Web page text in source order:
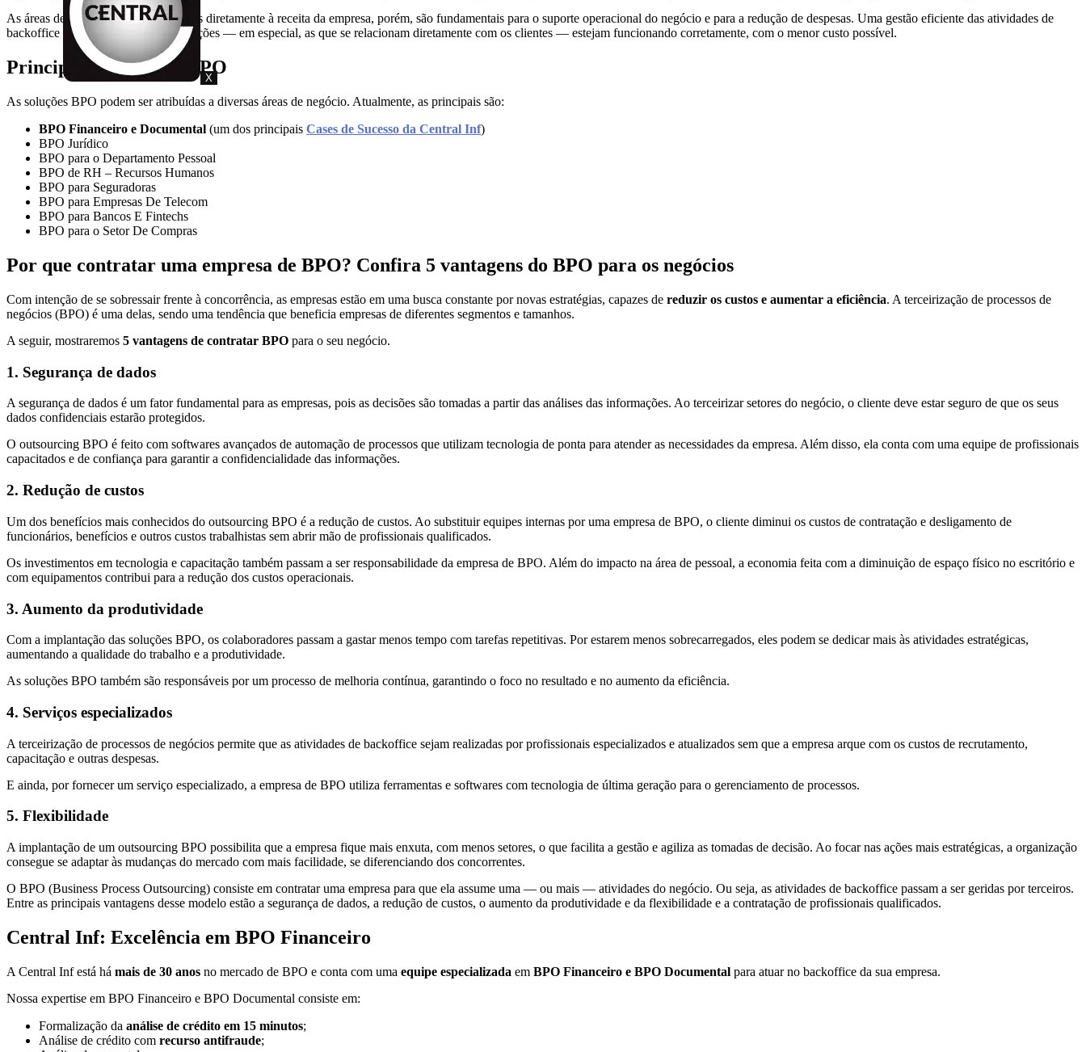
X
As áreas de backoffice não são ligadas diretamente à receita da empresa, porém, são fundamentais para o suporte operacional do negócio e para a redução de despesas. Uma gestão eficiente das atividades de
backoffice garante que todas as operações — em especial, as que se relacionam diretamente com os clientes — estejam funcionando corretamente, com o menor custo possível.
Principais Setores do BPO
As soluções BPO podem ser atribuídas a diversas áreas de negócio. Atualmente, as principais são:
BPO Financeiro e Documental (um dos principais Cases de Sucesso da Central Inf)
BPO Jurídico
BPO para o Departamento Pessoal
BPO de RH – Recursos Humanos
BPO para Seguradoras
BPO para Empresas De Telecom
BPO para Bancos E Fintechs
BPO para o Setor De Compras
Por que contratar uma empresa de BPO? Confira 5 vantagens do BPO para os negócios
Com intenção de se sobressair frente à concorrência, as empresas estão em uma busca constante por novas estratégias, capazes de reduzir os custos e aumentar a eficiência. A terceirização de processos de
negócios (BPO) é uma delas, sendo uma tendência que beneficia empresas de diferentes segmentos e tamanhos.
A seguir, mostraremos 5 vantagens de contratar BPO para o seu negócio.
1. Segurança de dados
A segurança de dados é um fator fundamental para as empresas, pois as decisões são tomadas a partir das análises das informações. Ao terceirizar setores do negócio, o cliente deve estar seguro de que os seus
dados confidenciais estarão protegidos.
O outsourcing BPO é feito com softwares avançados de automação de processos que utilizam tecnologia de ponta para atender as necessidades da empresa. Além disso, ela conta com uma equipe de profissionais
capacitados e de confiança para garantir a confidencialidade das informações.
2. Redução de custos
Um dos benefícios mais conhecidos do outsourcing BPO é a redução de custos. Ao substituir equipes internas por uma empresa de BPO, o cliente diminui os custos de contratação e desligamento de
funcionários, benefícios e outros custos trabalhistas sem abrir mão de profissionais qualificados.
Os investimentos em tecnologia e capacitação também passam a ser responsabilidade da empresa de BPO. Além do impacto na área de pessoal, a economia feita com a diminuição de espaço físico no escritório e
com equipamentos contribui para a redução dos custos operacionais.
3. Aumento da produtividade
Com a implantação das soluções BPO, os colaboradores passam a gastar menos tempo com tarefas repetitivas. Por estarem menos sobrecarregados, eles podem se dedicar mais às atividades estratégicas,
aumentando a qualidade do trabalho e a produtividade.
As soluções BPO também são responsáveis por um processo de melhoria contínua, garantindo o foco no resultado e no aumento da eficiência.
4. Serviços especializados
A terceirização de processos de negócios permite que as atividades de backoffice sejam realizadas por profissionais especializados e atualizados sem que a empresa arque com os custos de recrutamento,
capacitação e outras despesas.
E ainda, por fornecer um serviço especializado, a empresa de BPO utiliza ferramentas e softwares com tecnologia de última geração para o gerenciamento de processos.
5. Flexibilidade
A implantação de um outsourcing BPO possibilita que a empresa fique mais enxuta, com menos setores, o que facilita a gestão e agiliza as tomadas de decisão. Ao focar nas ações mais estratégicas, a organização
consegue se adaptar às mudanças do mercado com mais facilidade, se diferenciando dos concorrentes.
O BPO (Business Process Outsourcing) consiste em contratar uma empresa para que ela assume uma — ou mais — atividades do negócio. Ou seja, as atividades de backoffice passam a ser geridas por terceiros.
Entre as principais vantagens desse modelo estão a segurança de dados, a redução de custos, o aumento da produtividade e da flexibilidade e a contratação de profissionais qualificados.
Central Inf: Excelência em BPO Financeiro
A Central Inf está há mais de 30 anos no mercado de BPO e conta com uma equipe especializada em BPO Financeiro e BPO Documental para atuar no backoffice da sua empresa.
Nossa expertise em BPO Financeiro e BPO Documental consiste em:
Formalização da análise de crédito em 15 minutos;
Análise de crédito com recurso antifraude;